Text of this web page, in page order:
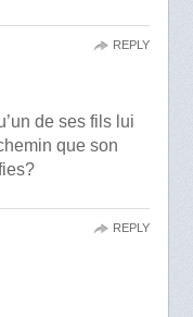
de ses fils lui
que son
REPLY
REPLY